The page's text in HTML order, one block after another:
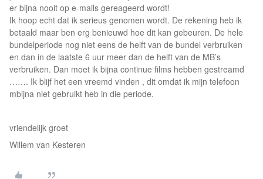
er bijna nooit op e-mails gereageerd wordt!
Ik hoop echt dat ik serieus genomen wordt. De rekening heb ik
betaald maar ben erg benieuwd hoe dit kan gebeuren. De hele
bundelperiode nog niet eens de helft van de bundel verbruiken
en dan in de laatste 6 uur meer dan de helft van de MB’s
verbruiken. Dan moet ik bijna continue films hebben gestreamd
……. Ik blijf het een vreemd vinden , dit omdat ik mijn telefoon
mbijna niet gebruikt heb in die periode.
vriendelijk groet
Willem van Kesteren